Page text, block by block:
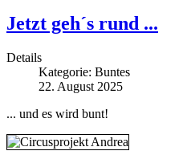
Jetzt geh´s rund ...
Details
Kategorie: Buntes
22. August 2025
... und es wird bunt!